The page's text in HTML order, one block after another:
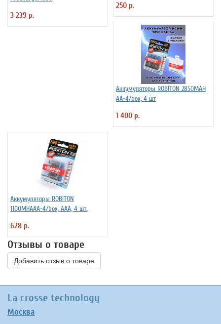
3 239 р.
250 р.
Аккумуляторы ROBITON 2850MAH
AA-4/box, 4 шт
1 400 р.
Аккумуляторы ROBITON
1100MHAAA-4/box, ААА, 4 шт.
628 р.
Отзывы о товаре
Добавить отзыв о товаре
La crosse technology
Москва